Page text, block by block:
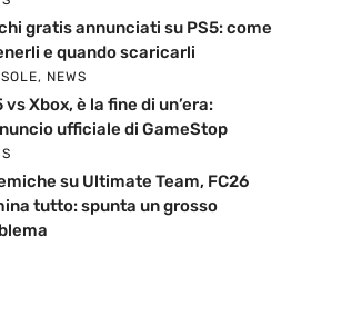
gratis annunciati su PS5: come
e quando scaricarli
, NEWS
vs Xbox, è la fine di un’era:
ufficiale di GameStop
su Ultimate Team, FC26
tutto: spunta un grosso